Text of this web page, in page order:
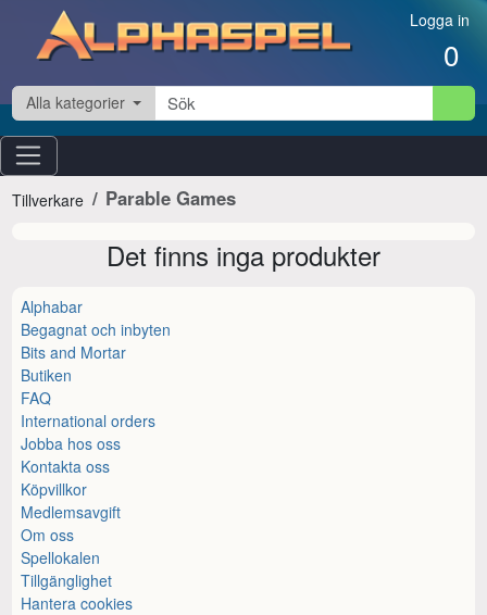
Hoppa till innehåll Logga in
0
Alla kategorier
Tillverkare Parable Games
Det finns inga produkter
Alphabar
Begagnat och inbyten
Bits and Mortar
Butiken
FAQ
International orders
Jobba hos oss
Kontakta oss
Köpvillkor
Medlemsavgift
Om oss
Spellokalen
Tillgänglighet
Hantera cookies